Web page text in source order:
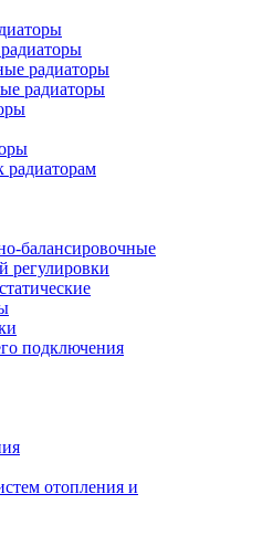
радиаторы
радиаторы
балансировочные
регулировки
подключения
отопления и